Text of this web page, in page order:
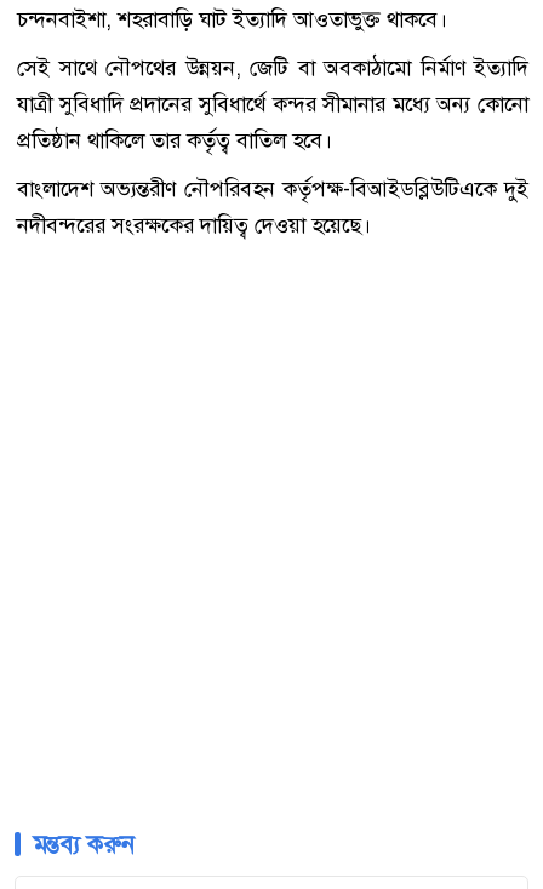
চন্দনবাইশা, শহরাবাড়ি ঘাট ইত্যাদি আওতাভুক্ত থাকবে।
সেই সাথে নৌপথের উন্নয়ন, জেটি বা অবকাঠামো নির্মাণ ইত্যাদি
যাত্রী সুবিধাদি প্রদানের সুবিধার্থে কন্দর সীমানার মধ্যে অন্য কোনো
প্রতিষ্ঠান থাকিলে তার কর্তৃত্ব বাতিল হবে।
বাংলাদেশ অভ্যন্তরীণ নৌপরিবহন কর্তৃপক্ষ-বিআইডব্লিউটিএকে দুই
নদীবন্দরের সংরক্ষকের দায়িত্ব দেওয়া হয়েছে।
মন্তব্য করুন